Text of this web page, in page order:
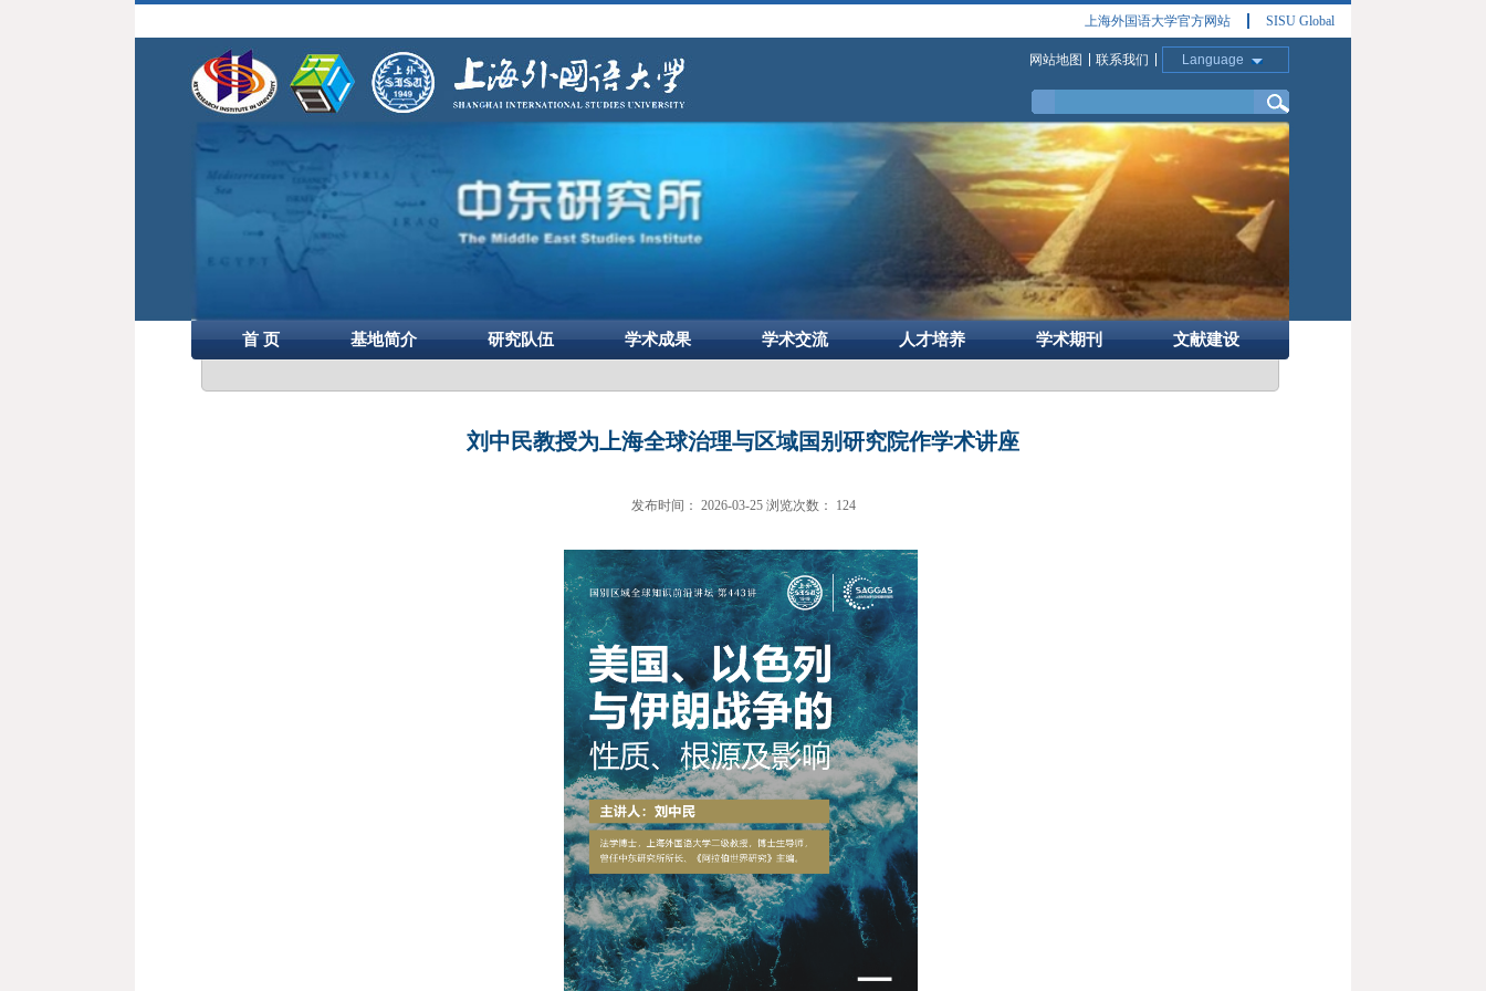
上海外国语大学官方网站 SISU Global
网站地图 联系我们 Language
首 页 基地简介 研究队伍 学术成果 学术交流 人才培养 学术期刊 文献建设
刘中民教授为上海全球治理与区域国别研究院作学术讲座
发布时间： 2026-03-25 浏览次数： 124